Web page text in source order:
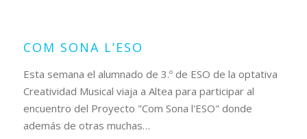
COM SONA L’ESO
Esta semana el alumnado de 3.º de ESO de la optativa
Creatividad Musical viaja a Altea para participar al
encuentro del Proyecto "Com Sona l'ESO" donde
además de otras muchas…